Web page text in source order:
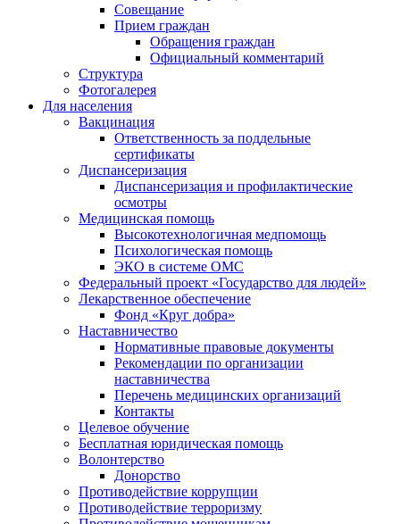
Совещание
Прием граждан
Обращения граждан
Официальный комментарий
Структура
Фотогалерея
Для населения
Вакцинация
Ответственность за поддельные
сертификаты
Диспансеризация
Диспансеризация и профилактические
осмотры
Медицинская помощь
Высокотехнологичная медпомощь
Психологическая помощь
ЭКО в системе ОМС
Федеральный проект «Государство для людей»
Лекарственное обеспечение
Фонд «Круг добра»
Наставничество
Нормативные правовые документы
Рекомендации по организации
наставничества
Перечень медицинских организаций
Контакты
Целевое обучение
Бесплатная юридическая помощь
Волонтерство
Донорство
Противодействие коррупции
Противодействие терроризму